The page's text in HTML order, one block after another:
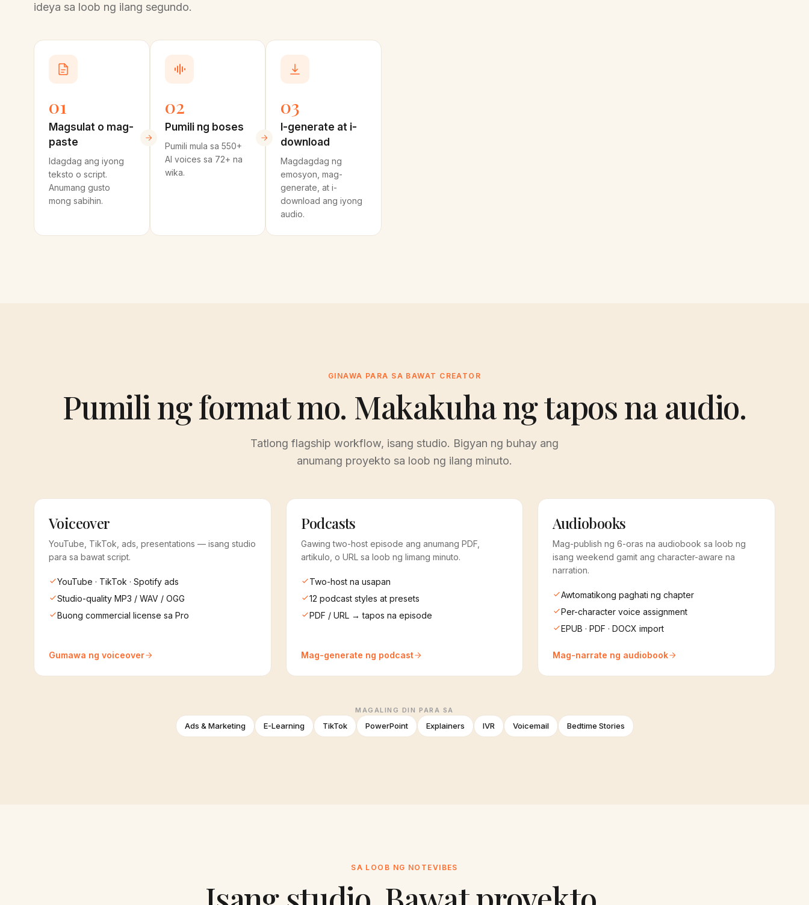
ideya sa loob ng ilang segundo.
01
Magsulat o mag-
paste
Idagdag ang iyong
teksto o script.
Anumang gusto
mong sabihin.
02
Pumili ng boses
Pumili mula sa 550+
AI voices sa 72+ na
wika.
03
I-generate at i-
download
Magdagdag ng
emosyon, mag-
generate, at i-
download ang iyong
audio.
GINAWA PARA SA BAWAT CREATOR
Pumili ng format mo. Makakuha ng tapos na audio.
Tatlong flagship workflow, isang studio. Bigyan ng buhay ang
anumang proyekto sa loob ng ilang minuto.
Voiceover
YouTube, TikTok, ads, presentations — isang studio
para sa bawat script.
YouTube · TikTok · Spotify ads
Studio-quality MP3 / WAV / OGG
Buong commercial license sa Pro
Gumawa ng voiceover
Podcasts
Gawing two-host episode ang anumang PDF,
artikulo, o URL sa loob ng limang minuto.
Two-host na usapan
12 podcast styles at presets
PDF / URL → tapos na episode
Mag-generate ng podcast
Audiobooks
Mag-publish ng 6-oras na audiobook sa loob ng
isang weekend gamit ang character-aware na
narration.
Awtomatikong paghati ng chapter
Per-character voice assignment
EPUB · PDF · DOCX import
Mag-narrate ng audiobook
MAGALING DIN PARA SA
Ads & Marketing E-Learning TikTok PowerPoint Explainers IVR Voicemail Bedtime Stories
SA LOOB NG NOTEVIBES